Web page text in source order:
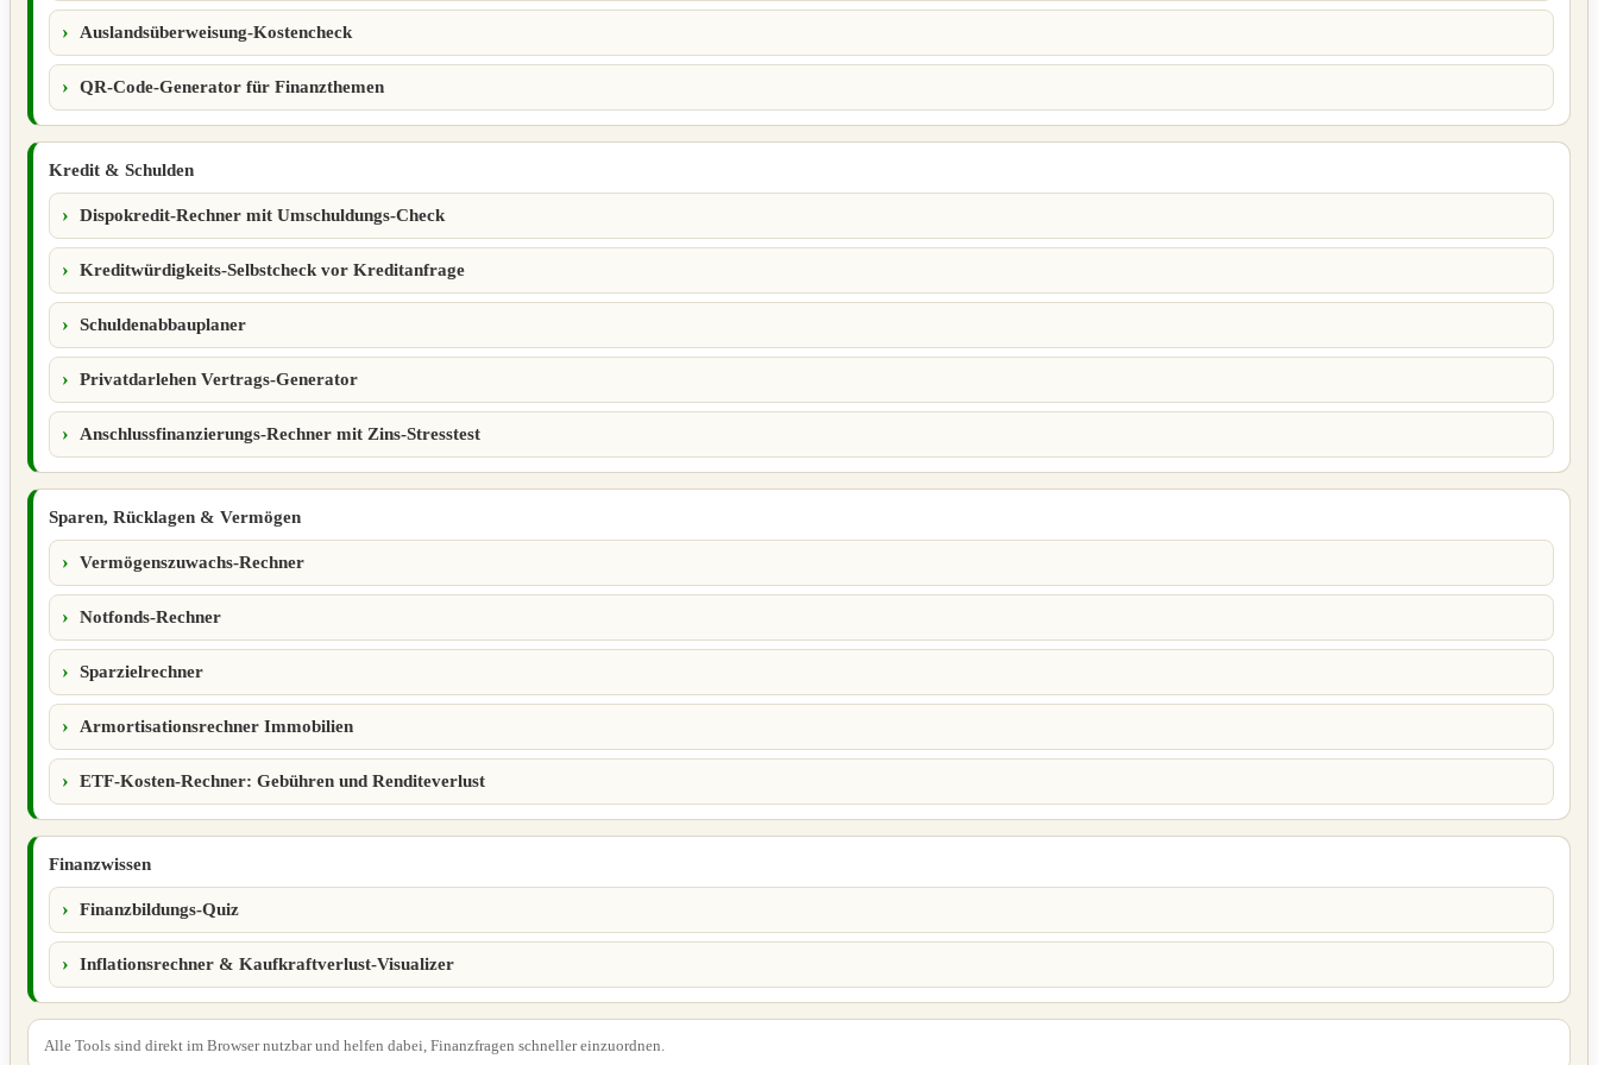
Auslandsüberweisung-Kostencheck
QR-Code-Generator für Finanzthemen
Kredit & Schulden
Dispokredit-Rechner mit Umschuldungs-Check
Kreditwürdigkeits-Selbstcheck vor Kreditanfrage
Schuldenabbauplaner
Privatdarlehen Vertrags-Generator
Anschlussfinanzierungs-Rechner mit Zins-Stresstest
Sparen, Rücklagen & Vermögen
Vermögenszuwachs-Rechner
Notfonds-Rechner
Sparzielrechner
Armortisationsrechner Immobilien
ETF-Kosten-Rechner: Gebühren und Renditeverlust
Finanzwissen
Finanzbildungs-Quiz
Inflationsrechner & Kaufkraftverlust-Visualizer
Alle Tools sind direkt im Browser nutzbar und helfen dabei, Finanzfragen schneller einzuordnen.